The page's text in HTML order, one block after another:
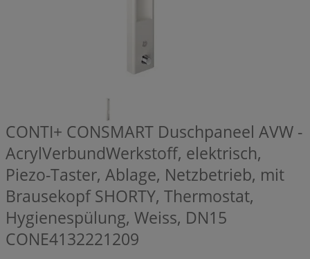
CONTI+ CONSMART Duschpaneel AVW -
AcrylVerbundWerkstoff, elektrisch,
Piezo-Taster, Ablage, Netzbetrieb, mit
Brausekopf SHORTY, Thermostat,
Hygienespülung, Weiss, DN15
CONE4132221209